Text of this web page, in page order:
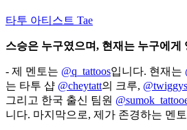
타투 아티스트 Tae
스승은 누구였으며, 현재는 누구에게
- 제 멘토는 @q_tattoos입니다. 현재는
는 타투 샵 @cheytatt의 크루,
그리고 한국 출신 팀원
니다. 마지막으로, 제가 존경하는 멘